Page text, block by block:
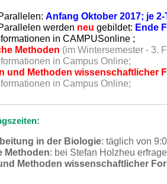
Anfang Oktober 2017; je
werden neu gebildet: Ende
in CAMPUSonline ;
Methoden (im Wintersemester - 3.
in Campus Online;
und Methoden wissenschaftlicher
in Campus Online;
in der Biologie: täglich von
Methoden: bei Stefan Holzheu
Methoden wissenschaftlicher